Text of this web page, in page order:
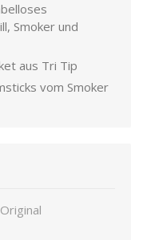
Smoker und
aus Tri Tip
vom Smoker